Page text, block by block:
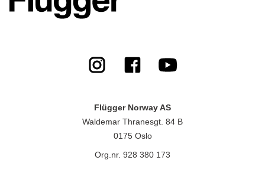
Flügger Norway AS
Waldemar Thranesgt. 84 B
0175 Oslo
Org.nr. 928 380 173